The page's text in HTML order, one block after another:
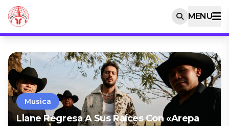
MENU
Musica
Llane Regresa A Sus Raíces Con «Arepa